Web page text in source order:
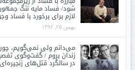
شود/ فساد مایه ننگ
لازم برای برخورد با فساد
بهمن ۲۵, ۱۳۹۶
می‌دانم ولی نمی‌گویم،
زندان بروم / گفت‌وگوی
در سالگرد قتل‌های زنجیره‌ای